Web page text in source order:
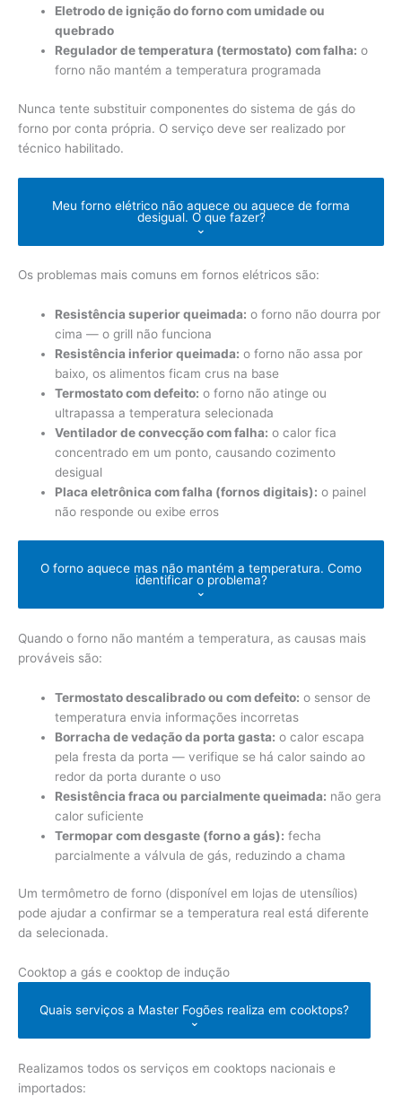
Eletrodo de ignição do forno com umidade ou
quebrado
Regulador de temperatura (termostato) com falha: o
forno não mantém a temperatura programada
Nunca tente substituir componentes do sistema de gás do
forno por conta própria. O serviço deve ser realizado por
técnico habilitado.
Meu forno elétrico não aquece ou aquece de forma
desigual. O que fazer?
⌄
Os problemas mais comuns em fornos elétricos são:
Resistência superior queimada: o forno não dourra por
cima — o grill não funciona
Resistência inferior queimada: o forno não assa por
baixo, os alimentos ficam crus na base
Termostato com defeito: o forno não atinge ou
ultrapassa a temperatura selecionada
Ventilador de convecção com falha: o calor fica
concentrado em um ponto, causando cozimento
desigual
Placa eletrônica com falha (fornos digitais): o painel
não responde ou exibe erros
O forno aquece mas não mantém a temperatura. Como
identificar o problema?
⌄
Quando o forno não mantém a temperatura, as causas mais
prováveis são:
Termostato descalibrado ou com defeito: o sensor de
temperatura envia informações incorretas
Borracha de vedação da porta gasta: o calor escapa
pela fresta da porta — verifique se há calor saindo ao
redor da porta durante o uso
Resistência fraca ou parcialmente queimada: não gera
calor suficiente
Termopar com desgaste (forno a gás): fecha
parcialmente a válvula de gás, reduzindo a chama
Um termômetro de forno (disponível em lojas de utensílios)
pode ajudar a confirmar se a temperatura real está diferente
da selecionada.
Cooktop a gás e cooktop de indução
Quais serviços a Master Fogões realiza em cooktops?
⌄
Realizamos todos os serviços em cooktops nacionais e
importados: